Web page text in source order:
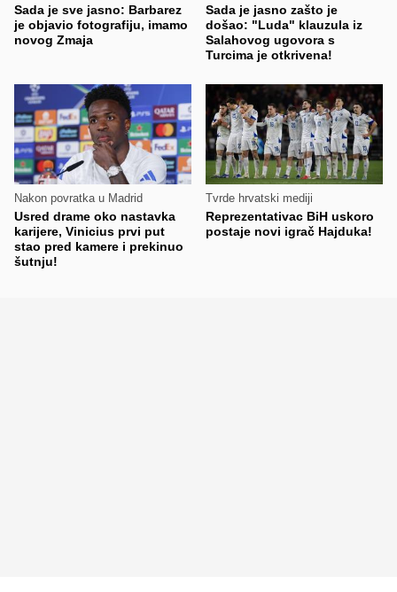
Sada je sve jasno: Barbarez
je objavio fotografiju, imamo
novog Zmaja
Sada je jasno zašto je
došao: "Luda" klauzula iz
Salahovog ugovora s
Turcima je otkrivena!
Nakon povratka u Madrid
Usred drame oko nastavka
karijere, Vinicius prvi put
stao pred kamere i prekinuo
šutnju!
Tvrde hrvatski mediji
Reprezentativac BiH uskoro
postaje novi igrač Hajduka!